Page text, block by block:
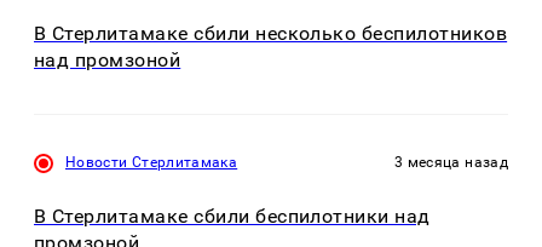
В Стерлитамаке сбили несколько беспилотников
над промзоной
Новости Стерлитамака 3 месяца назад
В Стерлитамаке сбили беспилотники над